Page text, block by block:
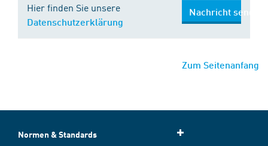
Hier finden Sie unsere
Datenschutzerklärung
Nachricht senden
Zum Seitenanfang
Normen & Standards